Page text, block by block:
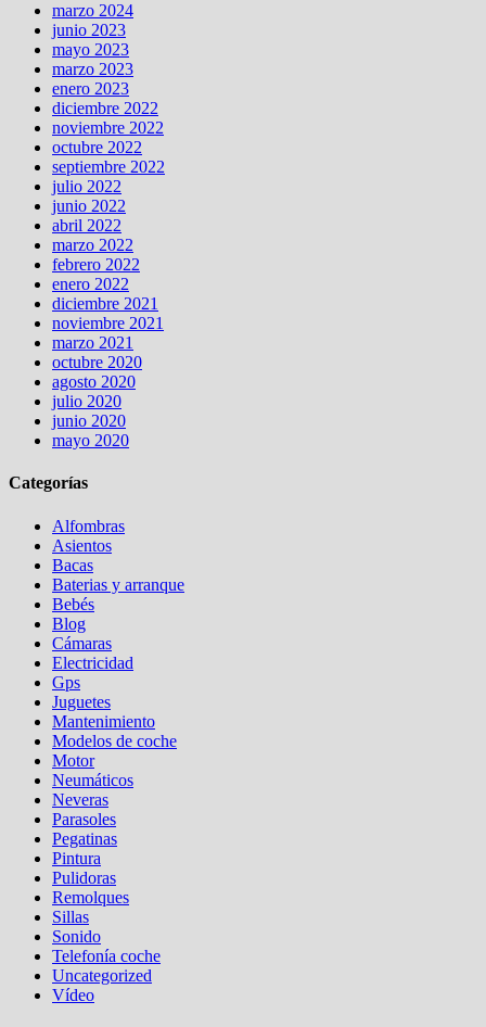
marzo 2024
junio 2023
mayo 2023
marzo 2023
enero 2023
diciembre 2022
noviembre 2022
octubre 2022
septiembre 2022
julio 2022
junio 2022
abril 2022
marzo 2022
febrero 2022
enero 2022
diciembre 2021
noviembre 2021
marzo 2021
octubre 2020
agosto 2020
julio 2020
junio 2020
mayo 2020
Categorías
Alfombras
Asientos
Bacas
Baterias y arranque
Bebés
Blog
Cámaras
Electricidad
Gps
Juguetes
Mantenimiento
Modelos de coche
Motor
Neumáticos
Neveras
Parasoles
Pegatinas
Pintura
Pulidoras
Remolques
Sillas
Sonido
Telefonía coche
Uncategorized
Vídeo